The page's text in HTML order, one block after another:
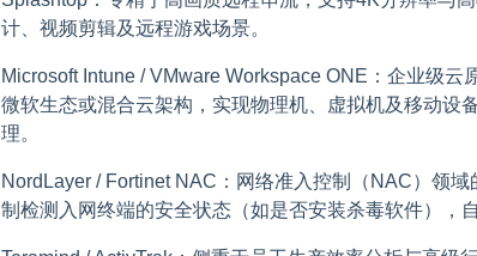
计、视频剪辑及远程游戏场景。
Microsoft Intune / VMware Workspace ONE：企业级云
微软生态或混合云架构，实现物理机、虚拟机及移动设
理。
NordLayer / Fortinet NAC：网络准入控制（NAC）领
制检测入网终端的安全状态（如是否安装杀毒软件），